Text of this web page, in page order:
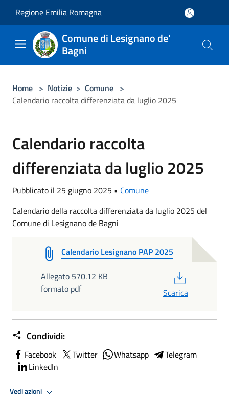
Regione Emilia Romagna
Comune di Lesignano de'
Bagni
Home > Notizie > Comune >
Calendario raccolta differenziata da luglio 2025
Calendario raccolta
differenziata da luglio 2025
Pubblicato il 25 giugno 2025 • Comune
Calendario della raccolta differenziata da luglio 2025 del
Comune di Lesignano de Bagni
Calendario Lesignano PAP 2025
Allegato 570.12 KB
formato pdf
Scarica
Condividi:
Facebook Twitter Whatsapp
Telegram
LinkedIn
Vedi azioni